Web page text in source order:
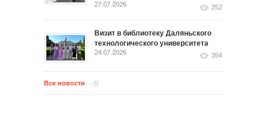
27.07.2026 252
Визит в библиотеку Даляньского
технологического университета
24.07.2026 354
Все новости